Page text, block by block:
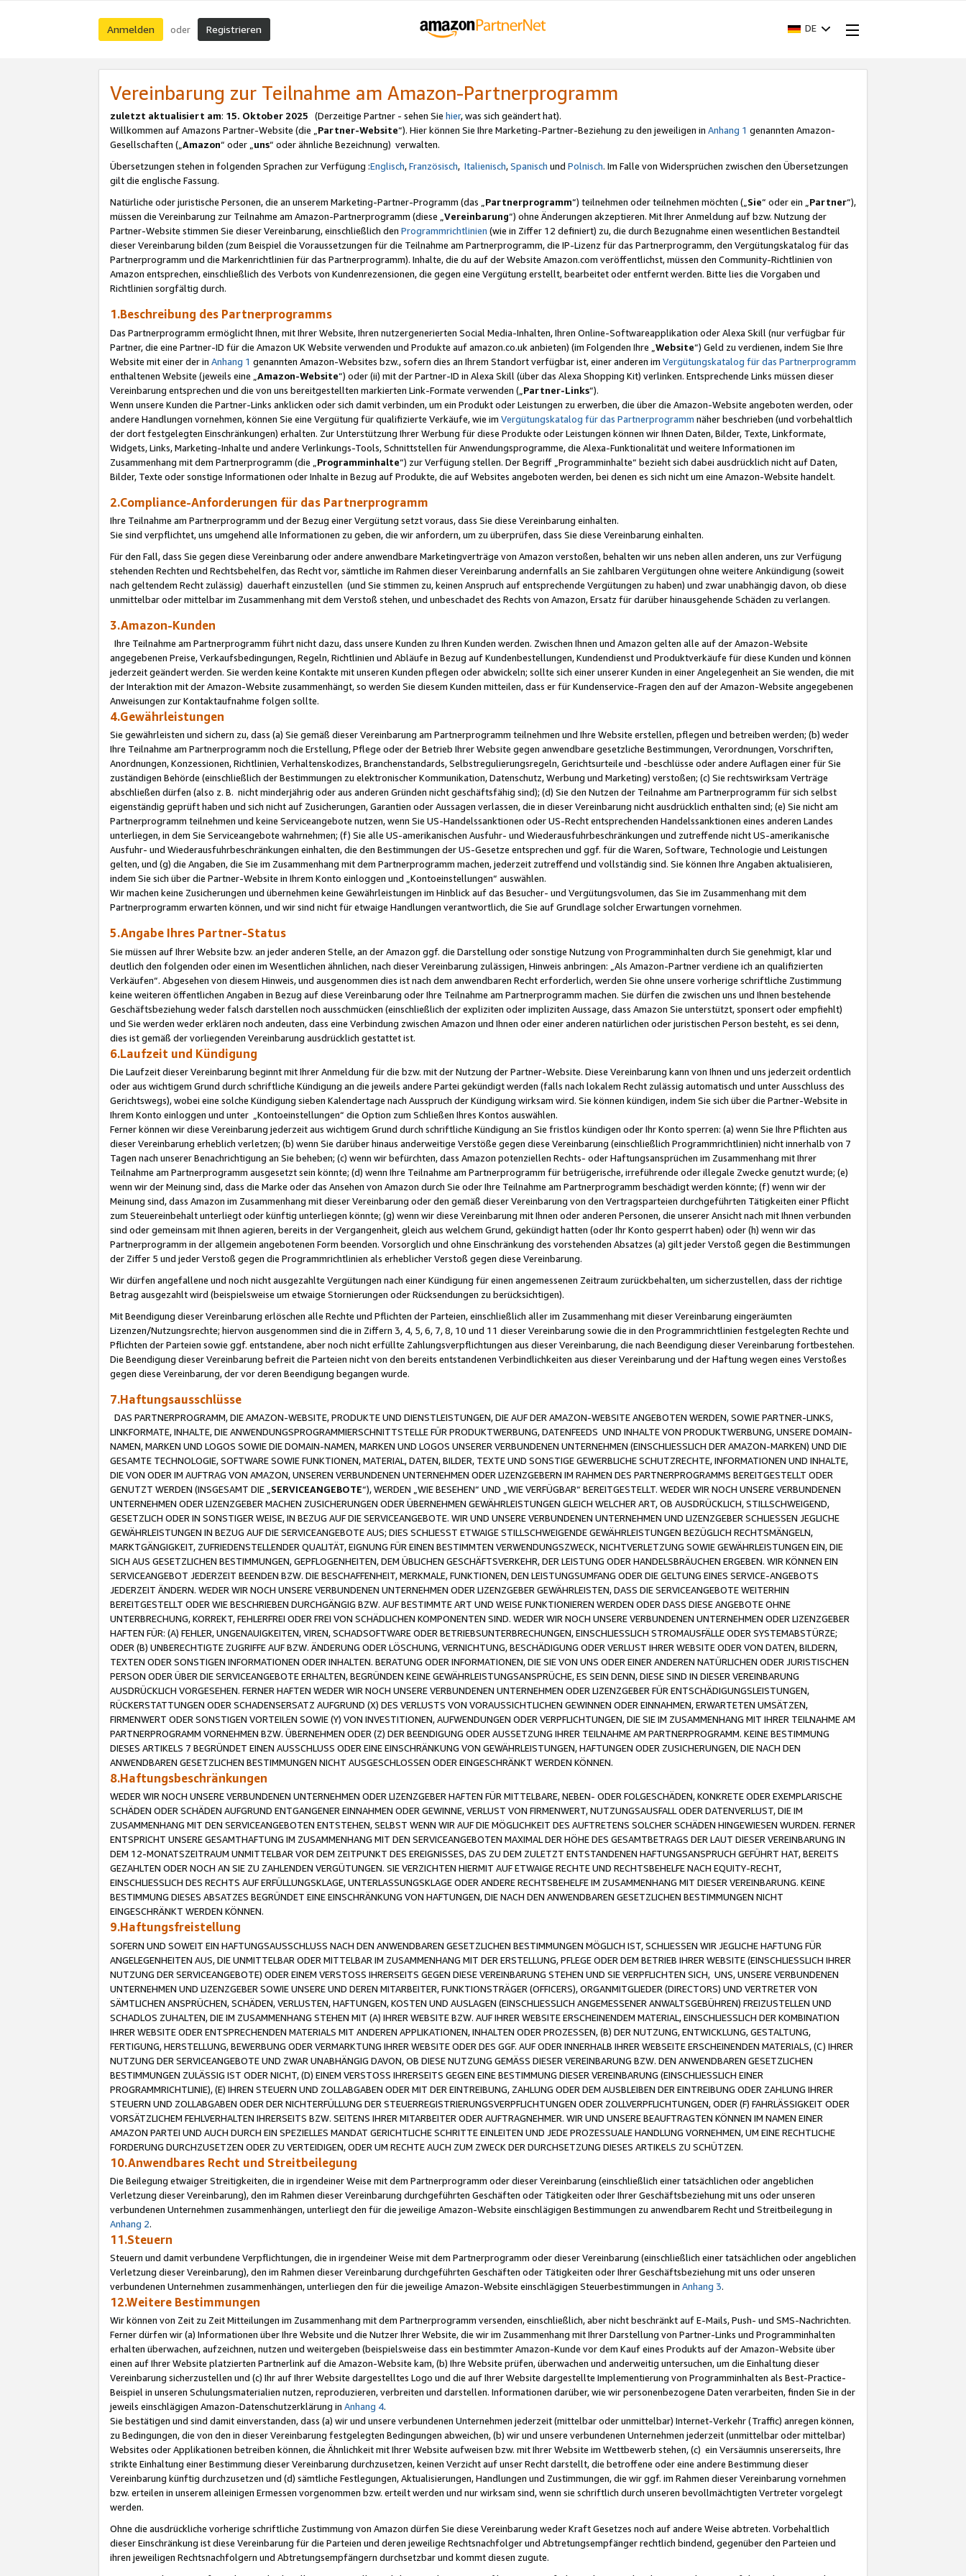
Anmelden oder Registrieren DE
Vereinbarung zur Teilnahme am Amazon-Partnerprogramm
zuletzt aktualisiert am: 15. Oktober 2025 (Derzeitige Partner - sehen Sie hier, was sich geändert hat).
Willkommen auf Amazons Partner-Website (die „Partner-Website“). Hier können Sie Ihre Marketing-Partner-Beziehung zu den jeweiligen in Anhang 1 genannten Amazon-
Gesellschaften („Amazon“ oder „uns“ oder ähnliche Bezeichnung) verwalten.
Übersetzungen stehen in folgenden Sprachen zur Verfügung :Englisch,Französisch, Italienisch,Spanisch und Polnisch. Im Falle von Widersprüchen zwischen den Übersetzungen
gilt die englische Fassung.
Natürliche oder juristische Personen, die an unserem Marketing-Partner-Programm (das „Partnerprogramm“) teilnehmen oder teilnehmen möchten („Sie“ oder ein „Partner“),
müssen die Vereinbarung zur Teilnahme am Amazon-Partnerprogramm (diese „Vereinbarung“) ohne Änderungen akzeptieren. Mit Ihrer Anmeldung auf bzw. Nutzung der
Partner-Website stimmen Sie dieser Vereinbarung, einschließlich den Programmrichtlinien (wie in Ziffer 12 definiert) zu, die durch Bezugnahme einen wesentlichen Bestandteil
dieser Vereinbarung bilden (zum Beispiel die Voraussetzungen für die Teilnahme am Partnerprogramm, die IP-Lizenz für das Partnerprogramm, den Vergütungskatalog für das
Partnerprogramm und die Markenrichtlinien für das Partnerprogramm). Inhalte, die du auf der Website Amazon.com veröffentlichst, müssen den Community-Richtlinien von
Amazon entsprechen, einschließlich des Verbots von Kundenrezensionen, die gegen eine Vergütung erstellt, bearbeitet oder entfernt werden. Bitte lies die Vorgaben und
Richtlinien sorgfältig durch.
1.Beschreibung des Partnerprogramms
Das Partnerprogramm ermöglicht Ihnen, mit Ihrer Website, Ihren nutzergenerierten Social Media-Inhalten, Ihren Online-Softwareapplikation oder Alexa Skill (nur verfügbar für
Partner, die eine Partner-ID für die Amazon UK Website verwenden und Produkte auf amazon.co.uk anbieten) (im Folgenden Ihre „ Website“) Geld zu verdienen, indem Sie Ihre
Website mit einer der in Anhang 1 genannten Amazon-Websites bzw., sofern dies an Ihrem Standort verfügbar ist, einer anderen im Vergütungskatalog für das Partnerprogramm
enthaltenen Website (jeweils eine „ Amazon-Website“) oder (ii) mit der Partner-ID in Alexa Skill (über das Alexa Shopping Kit) verlinken. Entsprechende Links müssen dieser
Vereinbarung entsprechen und die von uns bereitgestellten markierten Link-Formate verwenden („ Partner-Links“).
Wenn unsere Kunden die Partner-Links anklicken oder sich damit verbinden, um ein Produkt oder Leistungen zu erwerben, die über die Amazon-Website angeboten werden, oder
andere Handlungen vornehmen, können Sie eine Vergütung für qualifizierte Verkäufe, wie im Vergütungskatalog für das Partnerprogramm näher beschrieben (und vorbehaltlich
der dort festgelegten Einschränkungen) erhalten. Zur Unterstützung Ihrer Werbung für diese Produkte oder Leistungen können wir Ihnen Daten, Bilder, Texte, Linkformate,
Widgets, Links, Marketing-Inhalte und andere Verlinkungs-Tools, Schnittstellen für Anwendungsprogramme, die Alexa-Funktionalität und weitere Informationen im
Zusammenhang mit dem Partnerprogramm (die „ Programminhalte“) zur Verfügung stellen. Der Begriff „Programminhalte“ bezieht sich dabei ausdrücklich nicht auf Daten,
Bilder, Texte oder sonstige Informationen oder Inhalte in Bezug auf Produkte, die auf Websites angeboten werden, bei denen es sich nicht um eine Amazon-Website handelt.
2.Compliance-Anforderungen für das Partnerprogramm
Ihre Teilnahme am Partnerprogramm und der Bezug einer Vergütung setzt voraus, dass Sie diese Vereinbarung einhalten.
Sie sind verpflichtet, uns umgehend alle Informationen zu geben, die wir anfordern, um zu überprüfen, dass Sie diese Vereinbarung einhalten.
Für den Fall, dass Sie gegen diese Vereinbarung oder andere anwendbare Marketingverträge von Amazon verstoßen, behalten wir uns neben allen anderen, uns zur Verfügung
stehenden Rechten und Rechtsbehelfen, das Recht vor, sämtliche im Rahmen dieser Vereinbarung andernfalls an Sie zahlbaren Vergütungen ohne weitere Ankündigung (soweit
nach geltendem Recht zulässig) dauerhaft einzustellen (und Sie stimmen zu, keinen Anspruch auf entsprechende Vergütungen zu haben) und zwar unabhängig davon, ob diese
unmittelbar oder mittelbar im Zusammenhang mit dem Verstoß stehen, und unbeschadet des Rechts von Amazon, Ersatz für darüber hinausgehende Schäden zu verlangen.
3.Amazon-Kunden
Ihre Teilnahme am Partnerprogramm führt nicht dazu, dass unsere Kunden zu Ihren Kunden werden. Zwischen Ihnen und Amazon gelten alle auf der Amazon-Website
angegebenen Preise, Verkaufsbedingungen, Regeln, Richtlinien und Abläufe in Bezug auf Kundenbestellungen, Kundendienst und Produktverkäufe für diese Kunden und können
jederzeit geändert werden. Sie werden keine Kontakte mit unseren Kunden pflegen oder abwickeln; sollte sich einer unserer Kunden in einer Angelegenheit an Sie wenden, die mit
der Interaktion mit der Amazon-Website zusammenhängt, so werden Sie diesem Kunden mitteilen, dass er für Kundenservice-Fragen den auf der Amazon-Website angegebenen
Anweisungen zur Kontaktaufnahme folgen sollte.
4.Gewährleistungen
Sie gewährleisten und sichern zu, dass (a) Sie gemäß dieser Vereinbarung am Partnerprogramm teilnehmen und Ihre Website erstellen, pflegen und betreiben werden; (b) weder
Ihre Teilnahme am Partnerprogramm noch die Erstellung, Pflege oder der Betrieb Ihrer Website gegen anwendbare gesetzliche Bestimmungen, Verordnungen, Vorschriften,
Anordnungen, Konzessionen, Richtlinien, Verhaltenskodizes, Branchenstandards, Selbstregulierungsregeln, Gerichtsurteile und -beschlüsse oder andere Auflagen einer für Sie
zuständigen Behörde (einschließlich der Bestimmungen zu elektronischer Kommunikation, Datenschutz, Werbung und Marketing) verstoßen; (c) Sie rechtswirksam Verträge
abschließen dürfen (also z. B. nicht minderjährig oder aus anderen Gründen nicht geschäftsfähig sind); (d) Sie den Nutzen der Teilnahme am Partnerprogramm für sich selbst
eigenständig geprüft haben und sich nicht auf Zusicherungen, Garantien oder Aussagen verlassen, die in dieser Vereinbarung nicht ausdrücklich enthalten sind; (e) Sie nicht am
Partnerprogramm teilnehmen und keine Serviceangebote nutzen, wenn Sie US-Handelssanktionen oder US-Recht entsprechenden Handelssanktionen eines anderen Landes
unterliegen, in dem Sie Serviceangebote wahrnehmen; (f) Sie alle US-amerikanischen Ausfuhr- und Wiederausfuhrbeschränkungen und zutreffende nicht US-amerikanische
Ausfuhr- und Wiederausfuhrbeschränkungen einhalten, die den Bestimmungen der US-Gesetze entsprechen und ggf. für die Waren, Software, Technologie und Leistungen
gelten, und (g) die Angaben, die Sie im Zusammenhang mit dem Partnerprogramm machen, jederzeit zutreffend und vollständig sind. Sie können Ihre Angaben aktualisieren,
indem Sie sich über die Partner-Website in Ihrem Konto einloggen und „Kontoeinstellungen“ auswählen.
Wir machen keine Zusicherungen und übernehmen keine Gewährleistungen im Hinblick auf das Besucher- und Vergütungsvolumen, das Sie im Zusammenhang mit dem
Partnerprogramm erwarten können, und wir sind nicht für etwaige Handlungen verantwortlich, die Sie auf Grundlage solcher Erwartungen vornehmen.
5.Angabe Ihres Partner-Status
Sie müssen auf Ihrer Website bzw. an jeder anderen Stelle, an der Amazon ggf. die Darstellung oder sonstige Nutzung von Programminhalten durch Sie genehmigt, klar und
deutlich den folgenden oder einen im Wesentlichen ähnlichen, nach dieser Vereinbarung zulässigen, Hinweis anbringen: „Als Amazon-Partner verdiene ich an qualifizierten
Verkäufen“. Abgesehen von diesem Hinweis, und ausgenommen dies ist nach dem anwendbaren Recht erforderlich, werden Sie ohne unsere vorherige schriftliche Zustimmung
keine weiteren öffentlichen Angaben in Bezug auf diese Vereinbarung oder Ihre Teilnahme am Partnerprogramm machen. Sie dürfen die zwischen uns und Ihnen bestehende
Geschäftsbeziehung weder falsch darstellen noch ausschmücken (einschließlich der expliziten oder impliziten Aussage, dass Amazon Sie unterstützt, sponsert oder empfiehlt)
und Sie werden weder erklären noch andeuten, dass eine Verbindung zwischen Amazon und Ihnen oder einer anderen natürlichen oder juristischen Person besteht, es sei denn,
dies ist gemäß der vorliegenden Vereinbarung ausdrücklich gestattet ist.
6.Laufzeit und Kündigung
Die Laufzeit dieser Vereinbarung beginnt mit Ihrer Anmeldung für die bzw. mit der Nutzung der Partner-Website. Diese Vereinbarung kann von Ihnen und uns jederzeit ordentlich
oder aus wichtigem Grund durch schriftliche Kündigung an die jeweils andere Partei gekündigt werden (falls nach lokalem Recht zulässig automatisch und unter Ausschluss des
Gerichtswegs), wobei eine solche Kündigung sieben Kalendertage nach Ausspruch der Kündigung wirksam wird. Sie können kündigen, indem Sie sich über die Partner-Website in
Ihrem Konto einloggen und unter „Kontoeinstellungen“ die Option zum Schließen Ihres Kontos auswählen.
Ferner können wir diese Vereinbarung jederzeit aus wichtigem Grund durch schriftliche Kündigung an Sie fristlos kündigen oder Ihr Konto sperren: (a) wenn Sie Ihre Pflichten aus
dieser Vereinbarung erheblich verletzen; (b) wenn Sie darüber hinaus anderweitige Verstöße gegen diese Vereinbarung (einschließlich Programmrichtlinien) nicht innerhalb von 7
Tagen nach unserer Benachrichtigung an Sie beheben; (c) wenn wir befürchten, dass Amazon potenziellen Rechts- oder Haftungsansprüchen im Zusammenhang mit Ihrer
Teilnahme am Partnerprogramm ausgesetzt sein könnte; (d) wenn Ihre Teilnahme am Partnerprogramm für betrügerische, irreführende oder illegale Zwecke genutzt wurde; (e)
wenn wir der Meinung sind, dass die Marke oder das Ansehen von Amazon durch Sie oder Ihre Teilnahme am Partnerprogramm beschädigt werden könnte; (f) wenn wir der
Meinung sind, dass Amazon im Zusammenhang mit dieser Vereinbarung oder den gemäß dieser Vereinbarung von den Vertragsparteien durchgeführten Tätigkeiten einer Pflicht
zum Steuereinbehalt unterliegt oder künftig unterliegen könnte; (g) wenn wir diese Vereinbarung mit Ihnen oder anderen Personen, die unserer Ansicht nach mit Ihnen verbunden
sind oder gemeinsam mit Ihnen agieren, bereits in der Vergangenheit, gleich aus welchem Grund, gekündigt hatten (oder Ihr Konto gesperrt haben) oder (h) wenn wir das
Partnerprogramm in der allgemein angebotenen Form beenden. Vorsorglich und ohne Einschränkung des vorstehenden Absatzes (a) gilt jeder Verstoß gegen die Bestimmungen
der Ziffer 5 und jeder Verstoß gegen die Programmrichtlinien als erheblicher Verstoß gegen diese Vereinbarung.
Wir dürfen angefallene und noch nicht ausgezahlte Vergütungen nach einer Kündigung für einen angemessenen Zeitraum zurückbehalten, um sicherzustellen, dass der richtige
Betrag ausgezahlt wird (beispielsweise um etwaige Stornierungen oder Rücksendungen zu berücksichtigen).
Mit Beendigung dieser Vereinbarung erlöschen alle Rechte und Pflichten der Parteien, einschließlich aller im Zusammenhang mit dieser Vereinbarung eingeräumten
Lizenzen/Nutzungsrechte; hiervon ausgenommen sind die in Ziffern 3, 4, 5, 6, 7, 8, 10 und 11 dieser Vereinbarung sowie die in den Programmrichtlinien festgelegten Rechte und
Pflichten der Parteien sowie ggf. entstandene, aber noch nicht erfüllte Zahlungsverpflichtungen aus dieser Vereinbarung, die nach Beendigung dieser Vereinbarung fortbestehen.
Die Beendigung dieser Vereinbarung befreit die Parteien nicht von den bereits entstandenen Verbindlichkeiten aus dieser Vereinbarung und der Haftung wegen eines Verstoßes
gegen diese Vereinbarung, der vor deren Beendigung begangen wurde.
7.Haftungsausschlüsse
DAS PARTNERPROGRAMM, DIE AMAZON-WEBSITE, PRODUKTE UND DIENSTLEISTUNGEN, DIE AUF DER AMAZON-WEBSITE ANGEBOTEN WERDEN, SOWIE PARTNER-LINKS,
LINKFORMATE, INHALTE, DIE ANWENDUNGSPROGRAMMIERSCHNITTSTELLE FÜR PRODUKTWERBUNG, DATENFEEDS UND INHALTE VON PRODUKTWERBUNG, UNSERE DOMAIN-
NAMEN, MARKEN UND LOGOS SOWIE DIE DOMAIN-NAMEN, MARKEN UND LOGOS UNSERER VERBUNDENEN UNTERNEHMEN (EINSCHLIESSLICH DER AMAZON-MARKEN) UND DIE
GESAMTE TECHNOLOGIE, SOFTWARE SOWIE FUNKTIONEN, MATERIAL, DATEN, BILDER, TEXTE UND SONSTIGE GEWERBLICHE SCHUTZRECHTE, INFORMATIONEN UND INHALTE,
DIE VON ODER IM AUFTRAG VON AMAZON, UNSEREN VERBUNDENEN UNTERNEHMEN ODER LIZENZGEBERN IM RAHMEN DES PARTNERPROGRAMMS BEREITGESTELLT ODER
GENUTZT WERDEN (INSGESAMT DIE „ SERVICEANGEBOTE“), WERDEN „WIE BESEHEN“ UND „WIE VERFÜGBAR“ BEREITGESTELLT. WEDER WIR NOCH UNSERE VERBUNDENEN
UNTERNEHMEN ODER LIZENZGEBER MACHEN ZUSICHERUNGEN ODER ÜBERNEHMEN GEWÄHRLEISTUNGEN GLEICH WELCHER ART, OB AUSDRÜCKLICH, STILLSCHWEIGEND,
GESETZLICH ODER IN SONSTIGER WEISE, IN BEZUG AUF DIE SERVICEANGEBOTE. WIR UND UNSERE VERBUNDENEN UNTERNEHMEN UND LIZENZGEBER SCHLIESSEN JEGLICHE
GEWÄHRLEISTUNGEN IN BEZUG AUF DIE SERVICEANGEBOTE AUS; DIES SCHLIESST ETWAIGE STILLSCHWEIGENDE GEWÄHRLEISTUNGEN BEZÜGLICH RECHTSMÄNGELN,
MARKTGÄNGIGKEIT, ZUFRIEDENSTELLENDER QUALITÄT, EIGNUNG FÜR EINEN BESTIMMTEN VERWENDUNGSZWECK, NICHTVERLETZUNG SOWIE GEWÄHRLEISTUNGEN EIN, DIE
SICH AUS GESETZLICHEN BESTIMMUNGEN, GEPFLOGENHEITEN, DEM ÜBLICHEN GESCHÄFTSVERKEHR, DER LEISTUNG ODER HANDELSBRÄUCHEN ERGEBEN. WIR KÖNNEN EIN
SERVICEANGEBOT JEDERZEIT BEENDEN BZW. DIE BESCHAFFENHEIT, MERKMALE, FUNKTIONEN, DEN LEISTUNGSUMFANG ODER DIE GELTUNG EINES SERVICE-ANGEBOTS
JEDERZEIT ÄNDERN. WEDER WIR NOCH UNSERE VERBUNDENEN UNTERNEHMEN ODER LIZENZGEBER GEWÄHRLEISTEN, DASS DIE SERVICEANGEBOTE WEITERHIN
BEREITGESTELLT ODER WIE BESCHRIEBEN DURCHGÄNGIG BZW. AUF BESTIMMTE ART UND WEISE FUNKTIONIEREN WERDEN ODER DASS DIESE ANGEBOTE OHNE
UNTERBRECHUNG, KORREKT, FEHLERFREI ODER FREI VON SCHÄDLICHEN KOMPONENTEN SIND. WEDER WIR NOCH UNSERE VERBUNDENEN UNTERNEHMEN ODER LIZENZGEBER
HAFTEN FÜR: (A) FEHLER, UNGENAUIGKEITEN, VIREN, SCHADSOFTWARE ODER BETRIEBSUNTERBRECHUNGEN, EINSCHLIESSLICH STROMAUSFÄLLE ODER SYSTEMABSTÜRZE;
ODER (B) UNBERECHTIGTE ZUGRIFFE AUF BZW. ÄNDERUNG ODER LÖSCHUNG, VERNICHTUNG, BESCHÄDIGUNG ODER VERLUST IHRER WEBSITE ODER VON DATEN, BILDERN,
TEXTEN ODER SONSTIGEN INFORMATIONEN ODER INHALTEN. BERATUNG ODER INFORMATIONEN, DIE SIE VON UNS ODER EINER ANDEREN NATÜRLICHEN ODER JURISTISCHEN
PERSON ODER ÜBER DIE SERVICEANGEBOTE ERHALTEN, BEGRÜNDEN KEINE GEWÄHRLEISTUNGSANSPRÜCHE, ES SEIN DENN, DIESE SIND IN DIESER VEREINBARUNG
AUSDRÜCKLICH VORGESEHEN. FERNER HAFTEN WEDER WIR NOCH UNSERE VERBUNDENEN UNTERNEHMEN ODER LIZENZGEBER FÜR ENTSCHÄDIGUNGSLEISTUNGEN,
RÜCKERSTATTUNGEN ODER SCHADENSERSATZ AUFGRUND (X) DES VERLUSTS VON VORAUSSICHTLICHEN GEWINNEN ODER EINNAHMEN, ERWARTETEN UMSÄTZEN,
FIRMENWERT ODER SONSTIGEN VORTEILEN SOWIE (Y) VON INVESTITIONEN, AUFWENDUNGEN ODER VERPFLICHTUNGEN, DIE SIE IM ZUSAMMENHANG MIT IHRER TEILNAHME AM
PARTNERPROGRAMM VORNEHMEN BZW. ÜBERNEHMEN ODER (Z) DER BEENDIGUNG ODER AUSSETZUNG IHRER TEILNAHME AM PARTNERPROGRAMM. KEINE BESTIMMUNG
DIESES ARTIKELS 7 BEGRÜNDET EINEN AUSSCHLUSS ODER EINE EINSCHRÄNKUNG VON GEWÄHRLEISTUNGEN, HAFTUNGEN ODER ZUSICHERUNGEN, DIE NACH DEN
ANWENDBAREN GESETZLICHEN BESTIMMUNGEN NICHT AUSGESCHLOSSEN ODER EINGESCHRÄNKT WERDEN KÖNNEN.
8.Haftungsbeschränkungen
WEDER WIR NOCH UNSERE VERBUNDENEN UNTERNEHMEN ODER LIZENZGEBER HAFTEN FÜR MITTELBARE, NEBEN- ODER FOLGESCHÄDEN, KONKRETE ODER EXEMPLARISCHE
SCHÄDEN ODER SCHÄDEN AUFGRUND ENTGANGENER EINNAHMEN ODER GEWINNE, VERLUST VON FIRMENWERT, NUTZUNGSAUSFALL ODER DATENVERLUST, DIE IM
ZUSAMMENHANG MIT DEN SERVICEANGEBOTEN ENTSTEHEN, SELBST WENN WIR AUF DIE MÖGLICHKEIT DES AUFTRETENS SOLCHER SCHÄDEN HINGEWIESEN WURDEN. FERNER
ENTSPRICHT UNSERE GESAMTHAFTUNG IM ZUSAMMENHANG MIT DEN SERVICEANGEBOTEN MAXIMAL DER HÖHE DES GESAMTBETRAGS DER LAUT DIESER VEREINBARUNG IN
DEM 12-MONATSZEITRAUM UNMITTELBAR VOR DEM ZEITPUNKT DES EREIGNISSES, DAS ZU DEM ZULETZT ENTSTANDENEN HAFTUNGSANSPRUCH GEFÜHRT HAT, BEREITS
GEZAHLTEN ODER NOCH AN SIE ZU ZAHLENDEN VERGÜTUNGEN. SIE VERZICHTEN HIERMIT AUF ETWAIGE RECHTE UND RECHTSBEHELFE NACH EQUITY-RECHT,
EINSCHLIESSLICH DES RECHTS AUF ERFÜLLUNGSKLAGE, UNTERLASSUNGSKLAGE ODER ANDERE RECHTSBEHELFE IM ZUSAMMENHANG MIT DIESER VEREINBARUNG. KEINE
BESTIMMUNG DIESES ABSATZES BEGRÜNDET EINE EINSCHRÄNKUNG VON HAFTUNGEN, DIE NACH DEN ANWENDBAREN GESETZLICHEN BESTIMMUNGEN NICHT
EINGESCHRÄNKT WERDEN KÖNNEN.
9.Haftungsfreistellung
SOFERN UND SOWEIT EIN HAFTUNGSAUSSCHLUSS NACH DEN ANWENDBAREN GESETZLICHEN BESTIMMUNGEN MÖGLICH IST, SCHLIESSEN WIR JEGLICHE HAFTUNG FÜR
ANGELEGENHEITEN AUS, DIE UNMITTELBAR ODER MITTELBAR IM ZUSAMMENHANG MIT DER ERSTELLUNG, PFLEGE ODER DEM BETRIEB IHRER WEBSITE (EINSCHLIESSLICH IHRER
NUTZUNG DER SERVICEANGEBOTE) ODER EINEM VERSTOSS IHRERSEITS GEGEN DIESE VEREINBARUNG STEHEN UND SIE VERPFLICHTEN SICH, UNS, UNSERE VERBUNDENEN
UNTERNEHMEN UND LIZENZGEBER SOWIE UNSERE UND DEREN MITARBEITER, FUNKTIONSTRÄGER (OFFICERS), ORGANMITGLIEDER (DIRECTORS) UND VERTRETER VON
SÄMTLICHEN ANSPRÜCHEN, SCHÄDEN, VERLUSTEN, HAFTUNGEN, KOSTEN UND AUSLAGEN (EINSCHLIESSLICH ANGEMESSENER ANWALTSGEBÜHREN) FREIZUSTELLEN UND
SCHADLOS ZUHALTEN, DIE IM ZUSAMMENHANG STEHEN MIT (A) IHRER WEBSITE BZW. AUF IHRER WEBSITE ERSCHEINENDEM MATERIAL, EINSCHLIESSLICH DER KOMBINATION
IHRER WEBSITE ODER ENTSPRECHENDEN MATERIALS MIT ANDEREN APPLIKATIONEN, INHALTEN ODER PROZESSEN, (B) DER NUTZUNG, ENTWICKLUNG, GESTALTUNG,
FERTIGUNG, HERSTELLUNG, BEWERBUNG ODER VERMARKTUNG IHRER WEBSITE ODER DES GGF. AUF ODER INNERHALB IHRER WEBSEITE ERSCHEINENDEN MATERIALS, (C) IHRER
NUTZUNG DER SERVICEANGEBOTE UND ZWAR UNABHÄNGIG DAVON, OB DIESE NUTZUNG GEMÄSS DIESER VEREINBARUNG BZW. DEN ANWENDBAREN GESETZLICHEN
BESTIMMUNGEN ZULÄSSIG IST ODER NICHT, (D) EINEM VERSTOSS IHRERSEITS GEGEN EINE BESTIMMUNG DIESER VEREINBARUNG (EINSCHLIESSLICH EINER
PROGRAMMRICHTLINIE), (E) IHREN STEUERN UND ZOLLABGABEN ODER MIT DER EINTREIBUNG, ZAHLUNG ODER DEM AUSBLEIBEN DER EINTREIBUNG ODER ZAHLUNG IHRER
STEUERN UND ZOLLABGABEN ODER DER NICHTERFÜLLUNG DER STEUERREGISTRIERUNGSVERPFLICHTUNGEN ODER ZOLLVERPFLICHTUNGEN, ODER (F) FAHRLÄSSIGKEIT ODER
VORSÄTZLICHEM FEHLVERHALTEN IHRERSEITS BZW. SEITENS IHRER MITARBEITER ODER AUFTRAGNEHMER. WIR UND UNSERE BEAUFTRAGTEN KÖNNEN IM NAMEN EINER
AMAZON PARTEI UND AUCH DURCH EIN SPEZIELLES MANDAT GERICHTLICHE SCHRITTE EINLEITEN UND JEDE PROZESSUALE HANDLUNG VORNEHMEN, UM EINE RECHTLICHE
FORDERUNG DURCHZUSETZEN ODER ZU VERTEIDIGEN, ODER UM RECHTE AUCH ZUM ZWECK DER DURCHSETZUNG DIESES ARTIKELS ZU SCHÜTZEN.
10.Anwendbares Recht und Streitbeilegung
Die Beilegung etwaiger Streitigkeiten, die in irgendeiner Weise mit dem Partnerprogramm oder dieser Vereinbarung (einschließlich einer tatsächlichen oder angeblichen
Verletzung dieser Vereinbarung), den im Rahmen dieser Vereinbarung durchgeführten Geschäften oder Tätigkeiten oder Ihrer Geschäftsbeziehung mit uns oder unseren
verbundenen Unternehmen zusammenhängen, unterliegt den für die jeweilige Amazon-Website einschlägigen Bestimmungen zu anwendbarem Recht und Streitbeilegung in
Anhang 2.
11.Steuern
Steuern und damit verbundene Verpflichtungen, die in irgendeiner Weise mit dem Partnerprogramm oder dieser Vereinbarung (einschließlich einer tatsächlichen oder angeblichen
Verletzung dieser Vereinbarung), den im Rahmen dieser Vereinbarung durchgeführten Geschäften oder Tätigkeiten oder Ihrer Geschäftsbeziehung mit uns oder unseren
verbundenen Unternehmen zusammenhängen, unterliegen den für die jeweilige Amazon-Website einschlägigen Steuerbestimmungen in Anhang 3.
12.Weitere Bestimmungen
Wir können von Zeit zu Zeit Mitteilungen im Zusammenhang mit dem Partnerprogramm versenden, einschließlich, aber nicht beschränkt auf E-Mails, Push- und SMS-Nachrichten.
Ferner dürfen wir (a) Informationen über Ihre Website und die Nutzer Ihrer Website, die wir im Zusammenhang mit Ihrer Darstellung von Partner-Links und Programminhalten
erhalten überwachen, aufzeichnen, nutzen und weitergeben (beispielsweise dass ein bestimmter Amazon-Kunde vor dem Kauf eines Produkts auf der Amazon-Website über
einen auf Ihrer Website platzierten Partnerlink auf die Amazon-Website kam, (b) Ihre Website prüfen, überwachen und anderweitig untersuchen, um die Einhaltung dieser
Vereinbarung sicherzustellen und (c) Ihr auf Ihrer Website dargestelltes Logo und die auf Ihrer Website dargestellte Implementierung von Programminhalten als Best-Practice-
Beispiel in unseren Schulungsmaterialien nutzen, reproduzieren, verbreiten und darstellen. Informationen darüber, wie wir personenbezogene Daten verarbeiten, finden Sie in der
jeweils einschlägigen Amazon-Datenschutzerklärung in Anhang 4.
Sie bestätigen und sind damit einverstanden, dass (a) wir und unsere verbundenen Unternehmen jederzeit (mittelbar oder unmittelbar) Internet-Verkehr (Traffic) anregen können,
zu Bedingungen, die von den in dieser Vereinbarung festgelegten Bedingungen abweichen, (b) wir und unsere verbundenen Unternehmen jederzeit (unmittelbar oder mittelbar)
Websites oder Applikationen betreiben können, die Ähnlichkeit mit Ihrer Website aufweisen bzw. mit Ihrer Website im Wettbewerb stehen, (c) ein Versäumnis unsererseits, Ihre
strikte Einhaltung einer Bestimmung dieser Vereinbarung durchzusetzen, keinen Verzicht auf unser Recht darstellt, die betroffene oder eine andere Bestimmung dieser
Vereinbarung künftig durchzusetzen und (d) sämtliche Festlegungen, Aktualisierungen, Handlungen und Zustimmungen, die wir ggf. im Rahmen dieser Vereinbarung vornehmen
bzw. erteilen in unserem alleinigen Ermessen vorgenommen bzw. erteilt werden und nur wirksam sind, wenn sie schriftlich durch unseren bevollmächtigten Vertreter vorgelegt
werden.
Ohne die ausdrückliche vorherige schriftliche Zustimmung von Amazon dürfen Sie diese Vereinbarung weder Kraft Gesetzes noch auf andere Weise abtreten. Vorbehaltlich
dieser Einschränkung ist diese Vereinbarung für die Parteien und deren jeweilige Rechtsnachfolger und Abtretungsempfänger rechtlich bindend, gegenüber den Parteien und
ihren jeweiligen Rechtsnachfolgern und Abtretungsempfängern durchsetzbar und kommt diesen zugute.